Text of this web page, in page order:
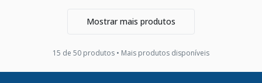
Mostrar mais produtos
15 de 50 produtos • Mais produtos disponíveis